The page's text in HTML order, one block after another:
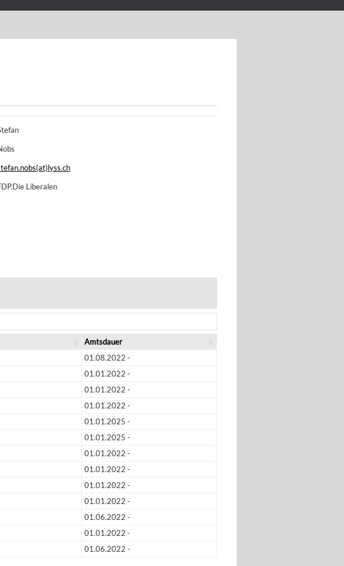
Liberalen
Amtsdauer
01.08.2022 -
01.01.2022 -
01.01.2022 -
01.01.2022 -
01.01.2025 -
01.01.2025 -
01.01.2022 -
01.01.2022 -
01.01.2022 -
01.01.2022 -
01.06.2022 -
01.01.2022 -
01.06.2022 -